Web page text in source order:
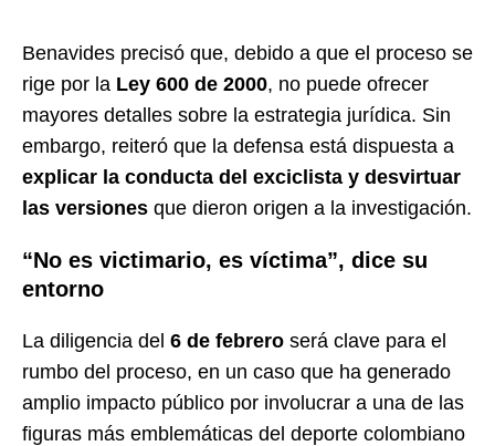
Benavides precisó que, debido a que el proceso se
rige por la Ley 600 de 2000, no puede ofrecer
mayores detalles sobre la estrategia jurídica. Sin
embargo, reiteró que la defensa está dispuesta a
explicar la conducta del exciclista y desvirtuar
las versiones que dieron origen a la investigación.
“No es victimario, es víctima”, dice su
entorno
La diligencia del 6 de febrero será clave para el
rumbo del proceso, en un caso que ha generado
amplio impacto público por involucrar a una de las
figuras más emblemáticas del deporte colombiano